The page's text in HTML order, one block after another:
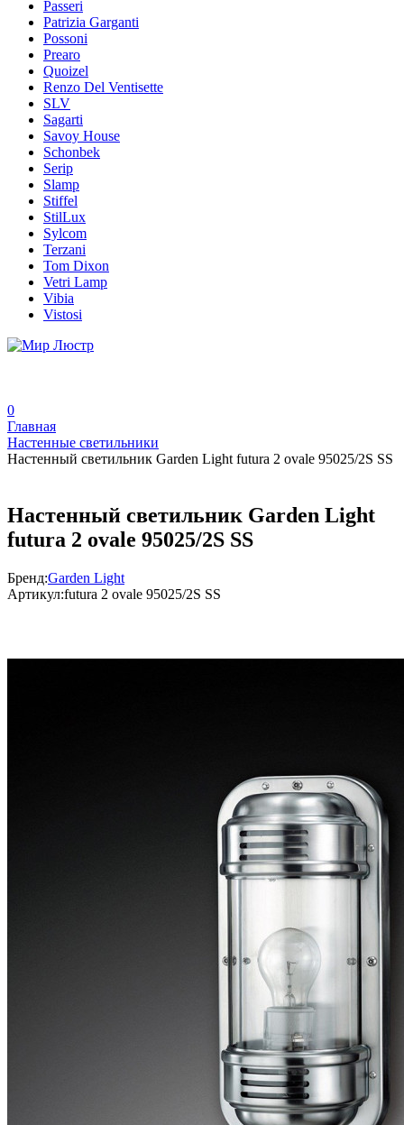
Passeri
Patrizia Garganti
Possoni
Prearo
Quoizel
Renzo Del Ventisette
SLV
Sagarti
Savoy House
Schonbek
Serip
Slamp
Stiffel
StilLux
Sylcom
Terzani
Tom Dixon
Vetri Lamp
Vibia
Vistosi
0
Главная
Настенные светильники
Настенный светильник Garden Light futura 2 ovale 95025/2S SS
Настенный светильник Garden Light
futura 2 ovale 95025/2S SS
Бренд:Garden Light
Артикул:futura 2 ovale 95025/2S SS